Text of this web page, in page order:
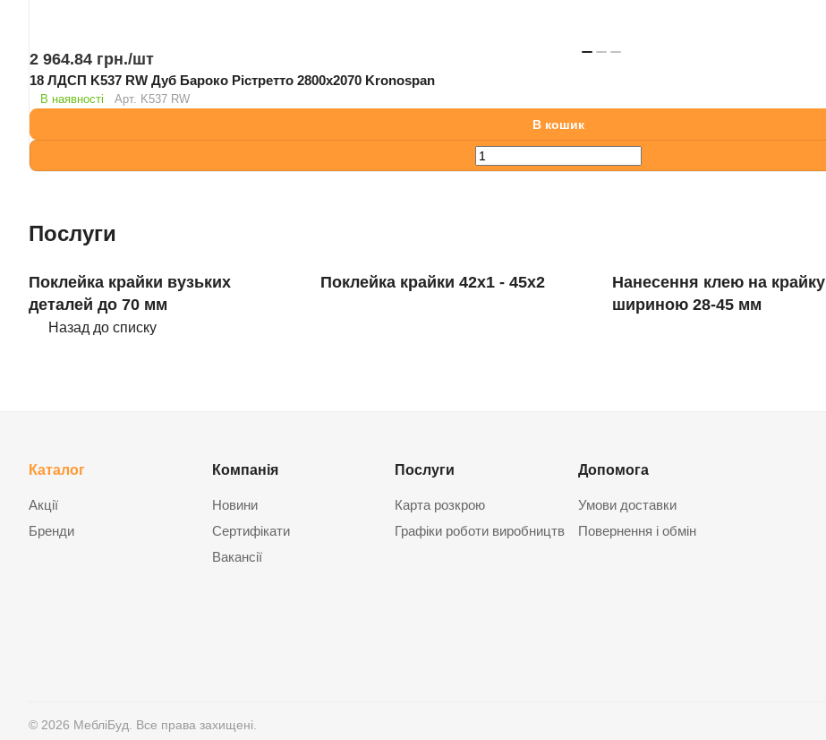
2 964.84 грн./шт
18 ЛДСП K537 RW Дуб Бароко Рістретто 2800х2070 Kronospan
В наявності Арт. K537 RW
В кошик
Послуги
Поклейка крайки вузьких
деталей до 70 мм
Поклейка крайки 42х1 ‐ 45х2
Нанесення клею на крайку
шириною 28-45 мм
Назад до списку
Каталог
Акції
Бренди
Компанія
Новини
Сертифікати
Вакансії
Послуги
Карта розкрою
Графіки роботи виробництв
Допомога
Умови доставки
Повернення і обмін
© 2026 МебліБуд. Все права захищені.